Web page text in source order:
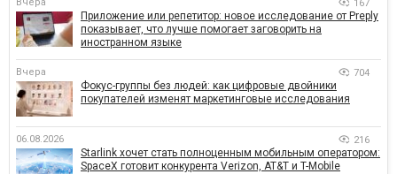
Вчера 167
Приложение или репетитор: новое исследование от Preply
показывает, что лучше помогает заговорить на
иностранном языке
Вчера 704
Фокус-группы без людей: как цифровые двойники
покупателей изменят маркетинговые исследования
06.08.2026 216
Starlink хочет стать полноценным мобильным оператором:
SpaceX готовит конкурента Verizon, AT&T и T-Mobile